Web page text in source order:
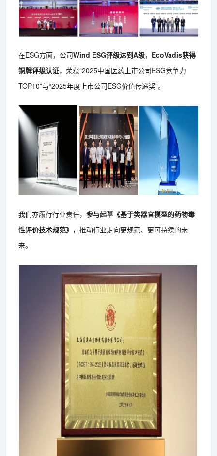
在ESG方面，公司Wind ESG评级达到A级， EcoVadis获得
铜牌评级认证，荣获“2025中国医药上市公司ESG竞争力
TOP10”与“2025年度上市公司ESG价值传递奖”。
我们亦履行行业责任，参与起草《基于类器官模型的药物毒
性评价技术规范》 ，推动行业走向更规范、更可持续的未
来。